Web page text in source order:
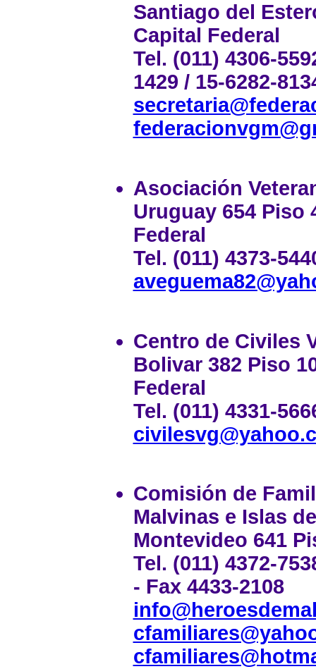
Santiago del
Capital Federal
Tel. (011) 4306-
1429 / 15-6282-
Asociación
Uruguay 654 Piso
Federal
Tel. (011) 4373-
Centro de Civiles
Bolivar 382 Piso
Federal
Tel. (011) 4331-
Comisión de
Malvinas e Islas
Montevideo 641
Tel. (011) 4372-
- Fax 4433-2108